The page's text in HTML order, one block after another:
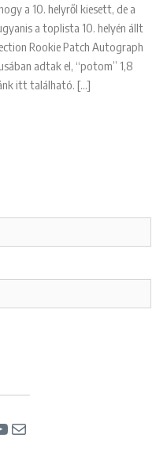
a 10. helyről kiesett, de a
a toplista 10. helyén állt
Rookie Patch Autograph
adtak el, “potom” 1,8
itt található. […]
Mail